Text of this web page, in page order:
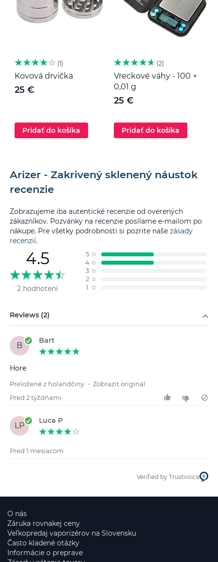
1
Kovová drvička
25 €
Pridať do košíka
2
Vreckové váhy - 100 ×
0,01 g
25 €
Pridať do košíka
Arizer - Zakrivený sklenený náustok
recenzie
Zobrazujeme iba autentické recenzie od overených
zákazníkov. Pozvánky na recenzie posílame e-mailom po
nákupe. Pre všetky podrobnosti si pozrite naše zásady
recenzií.
4.5
2 hodnotení
5 ☆
4 ☆
3 ☆
2 ☆
1 ☆
Reviews (2)
B
Bart
Hore
Preložené z holandčiny • Zobrazit originál
Pred 2 týždňami
LP
Luca P
Pred 1 mesiacom
Verified by Trustvoice
O nás
Záruka rovnakej ceny
Veľkopredaj vaporizérov na Slovensku
Často kladené otázky
Informácie o preprave